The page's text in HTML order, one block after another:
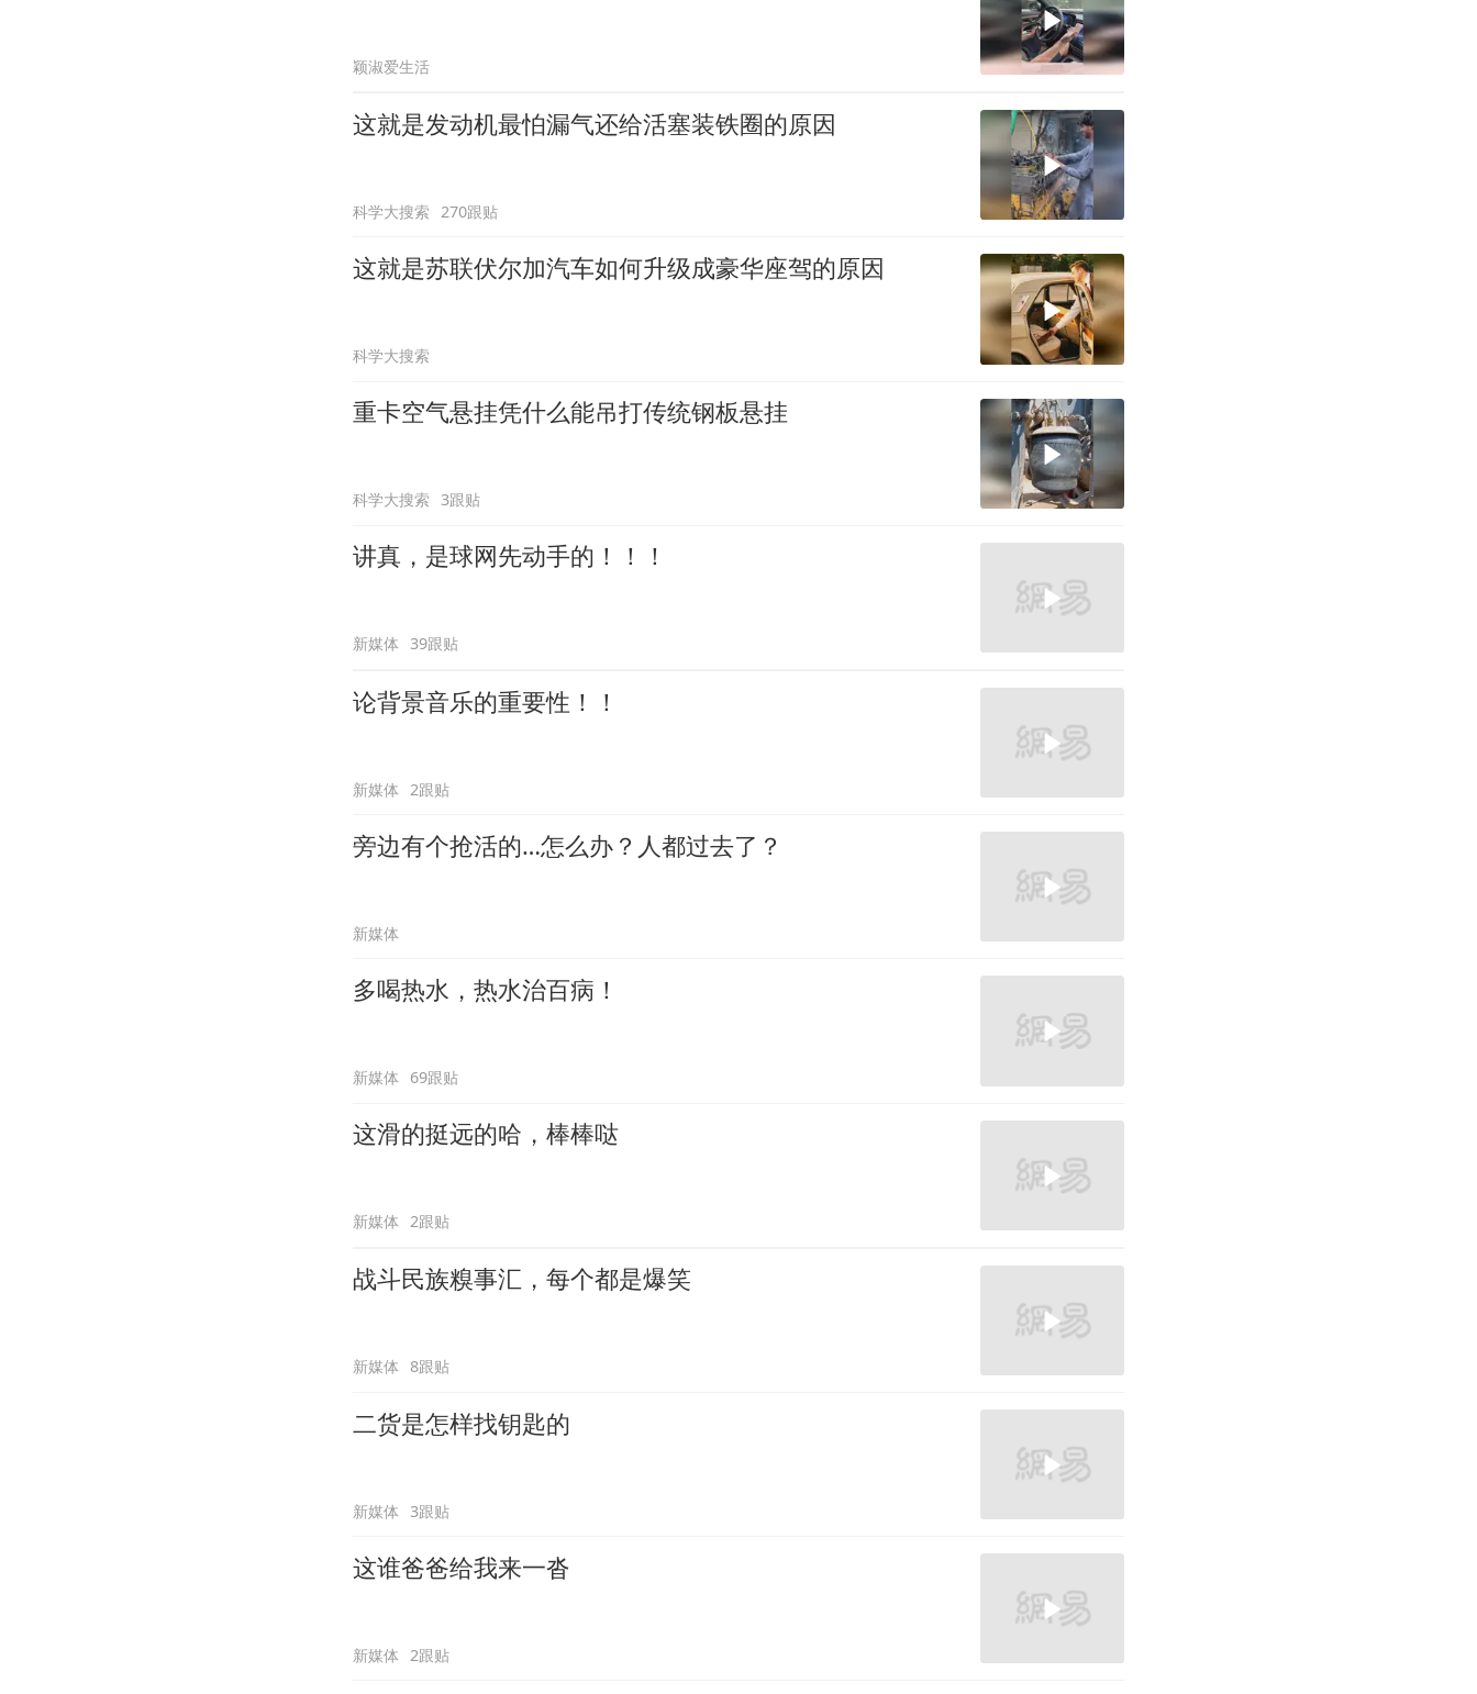
颖淑爱生活
这就是发动机最怕漏气还给活塞装铁圈的原因
科学大搜索 270跟贴
这就是苏联伏尔加汽车如何升级成豪华座驾的原因
科学大搜索
重卡空气悬挂凭什么能吊打传统钢板悬挂
科学大搜索 3跟贴
讲真，是球网先动手的！！！
新媒体 39跟贴
论背景音乐的重要性！！
新媒体 2跟贴
旁边有个抢活的…怎么办？人都过去了？
新媒体
多喝热水，热水治百病！
新媒体 69跟贴
这滑的挺远的哈，棒棒哒
新媒体 2跟贴
战斗民族糗事汇，每个都是爆笑
新媒体 8跟贴
二货是怎样找钥匙的
新媒体 3跟贴
这谁爸爸给我来一沓
新媒体 2跟贴